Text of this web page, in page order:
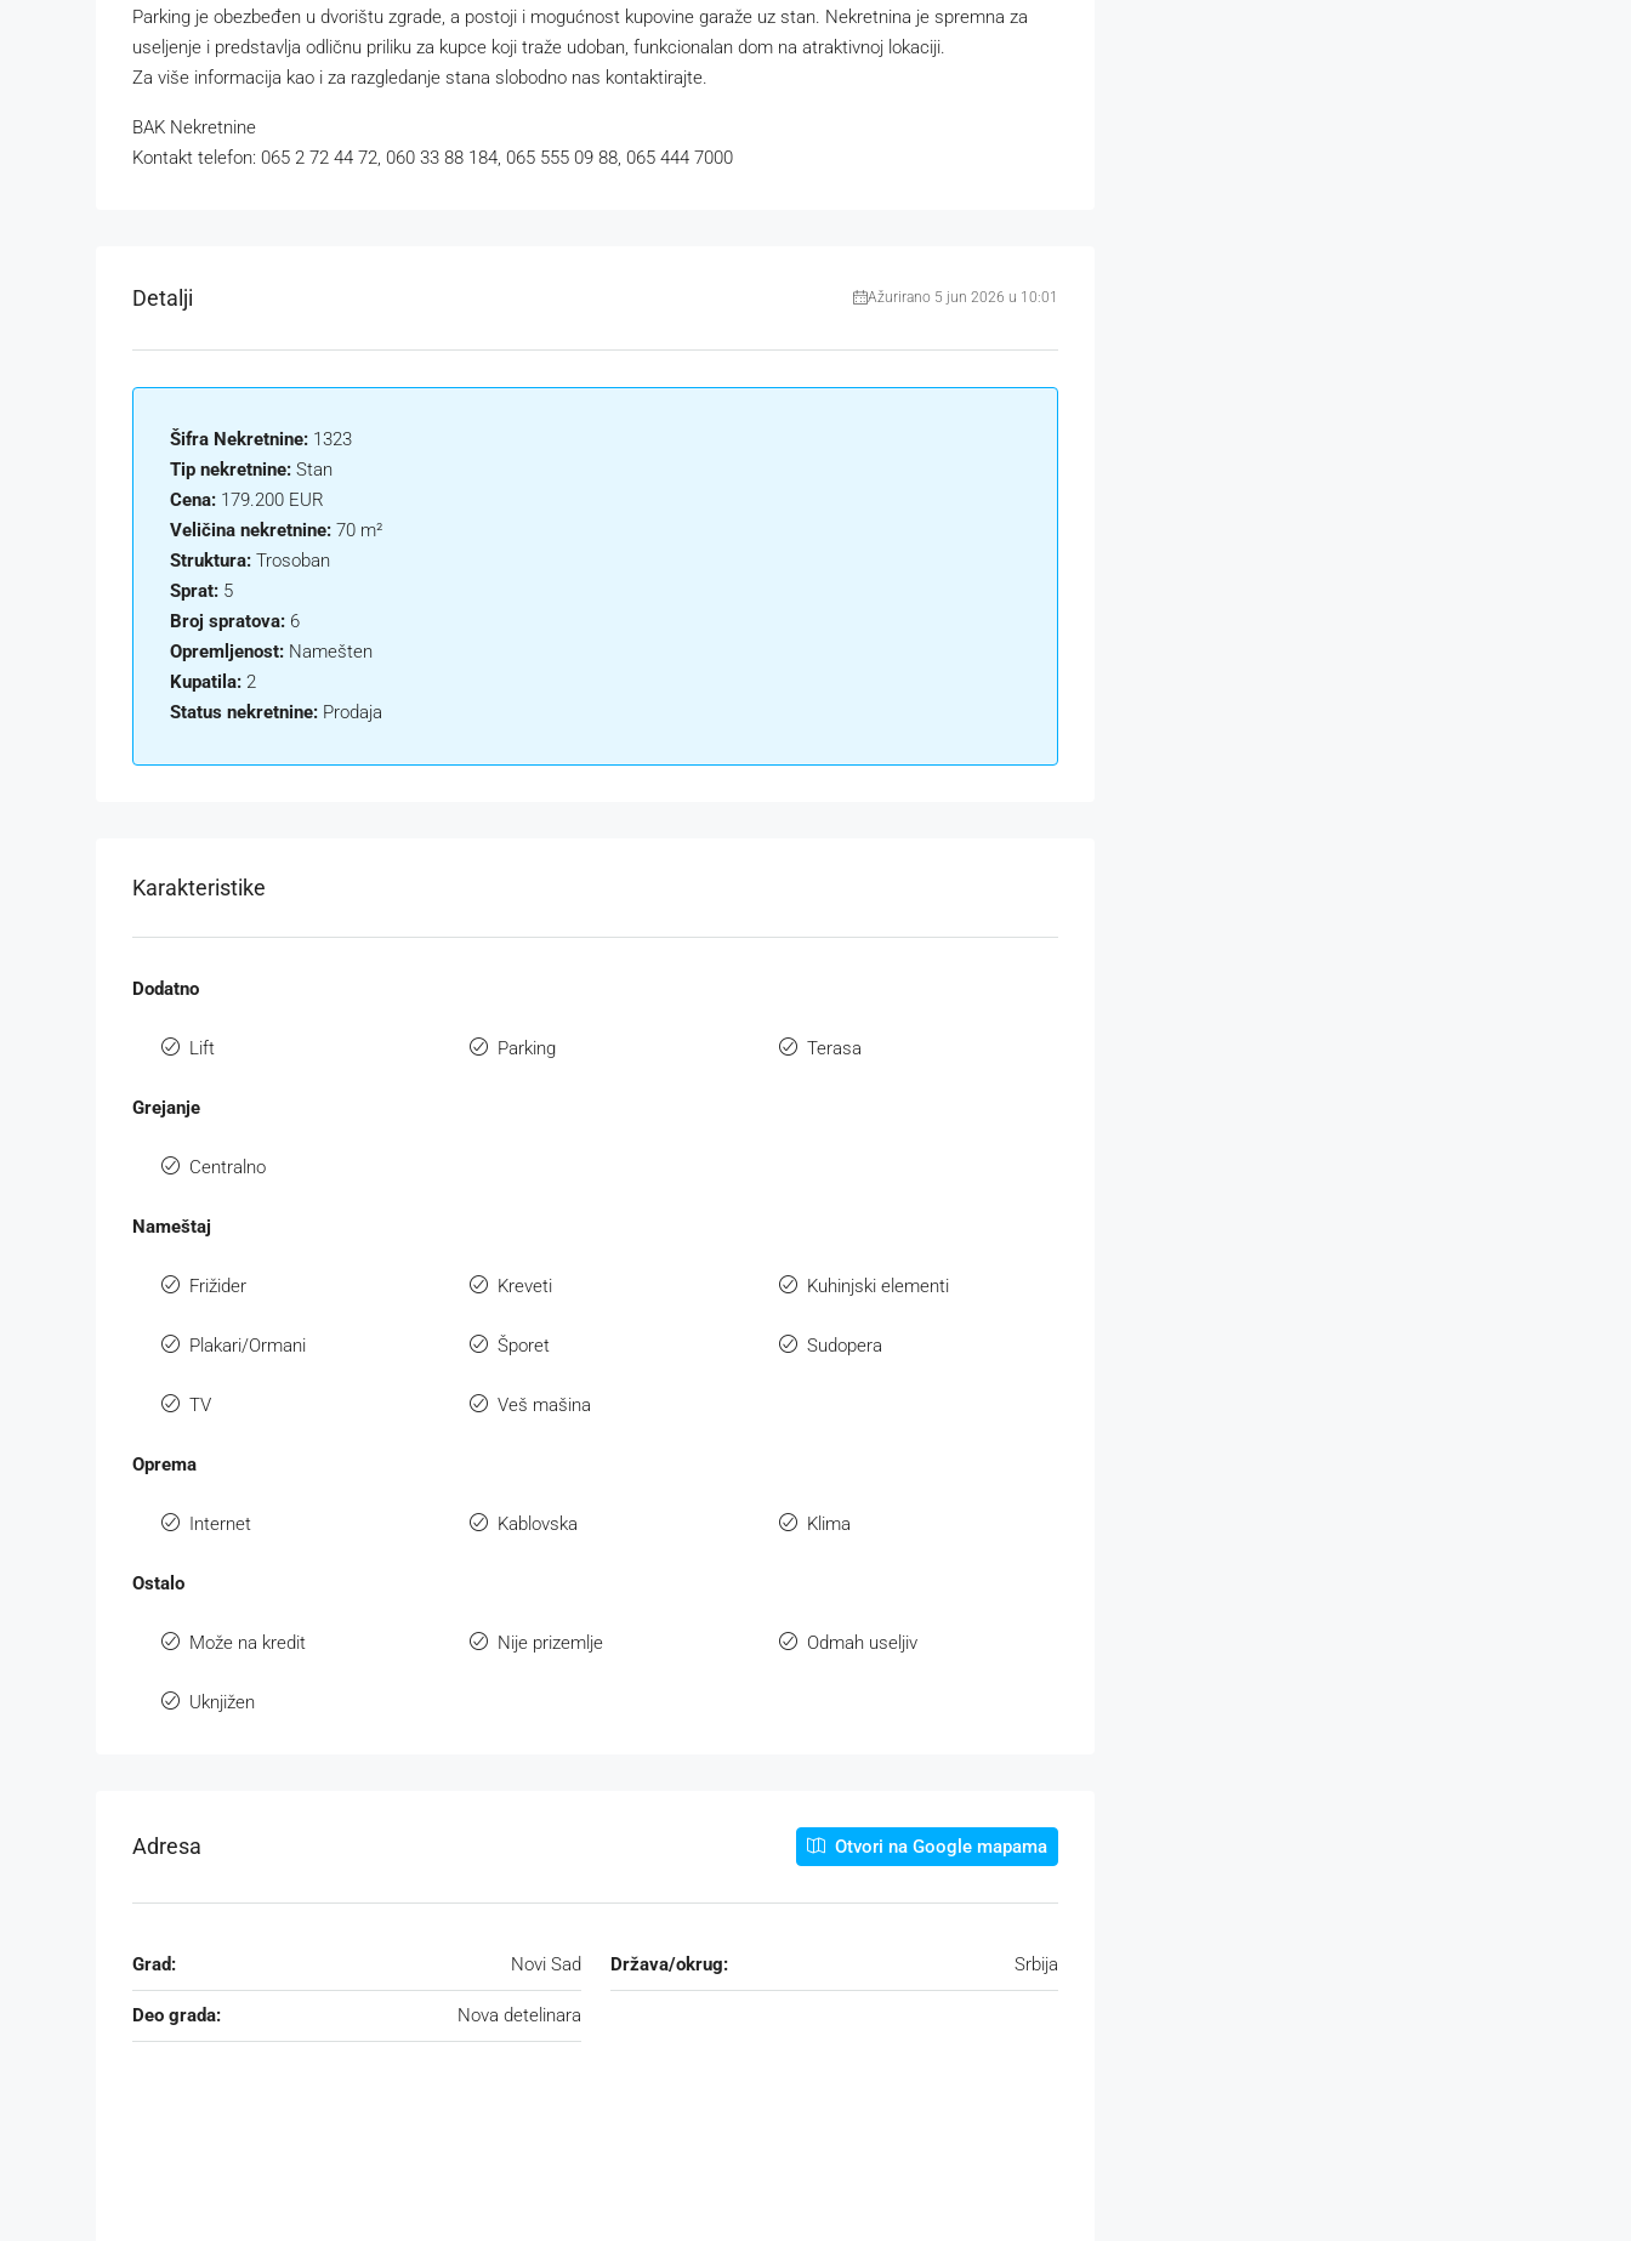
Parking je obezbeđen u dvorištu zgrade, a postoji i mogućnost kupovine garaže uz stan. Nekretnina je spremna za
useljenje i predstavlja odličnu priliku za kupce koji traže udoban, funkcionalan dom na atraktivnoj lokaciji.
Za više informacija kao i za razgledanje stana slobodno nas kontaktirajte.
BAK Nekretnine
Kontakt telefon: 065 2 72 44 72, 060 33 88 184, 065 555 09 88, 065 444 7000
Detalji Ažurirano 5 jun 2026 u 10:01
Šifra Nekretnine: 1323
Tip nekretnine: Stan
Cena: 179.200 EUR
Veličina nekretnine: 70 m²
Struktura: Trosoban
Sprat: 5
Broj spratova: 6
Opremljenost: Namešten
Kupatila: 2
Status nekretnine: Prodaja
Karakteristike
Dodatno
Lift Parking Terasa
Grejanje
Centralno
Nameštaj
Frižider Kreveti Kuhinjski elementi
Plakari/Ormani Šporet Sudopera
TV Veš mašina
Oprema
Internet Kablovska Klima
Ostalo
Može na kredit Nije prizemlje Odmah useljiv
Uknjižen
Adresa Otvori na Google mapama
Grad: Novi Sad Država/okrug: Srbija
Deo grada: Nova detelinara